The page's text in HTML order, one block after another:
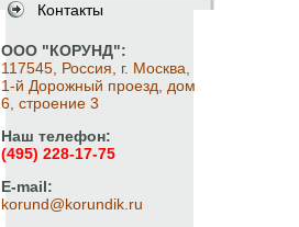
Контакты
ООО "КОРУНД":
117545, Россия, г. Москва,
1-й Дорожный проезд, дом
6, строение 3
Наш телефон:
(495) 228-17-75
E-mail:
korund@korundik.ru